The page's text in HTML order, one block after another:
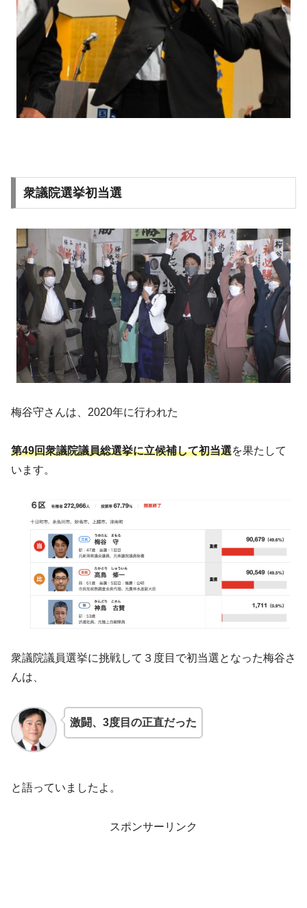
衆議院選挙初当選
梅谷守さんは、2020年に行われた
第49回衆議院議員総選挙に立候補して初当選を果たして
います。
衆議院議員選挙に挑戦して３度目で初当選となった梅谷さ
んは、
激闘、3度目の正直だった
と語っていましたよ。
スポンサーリンク